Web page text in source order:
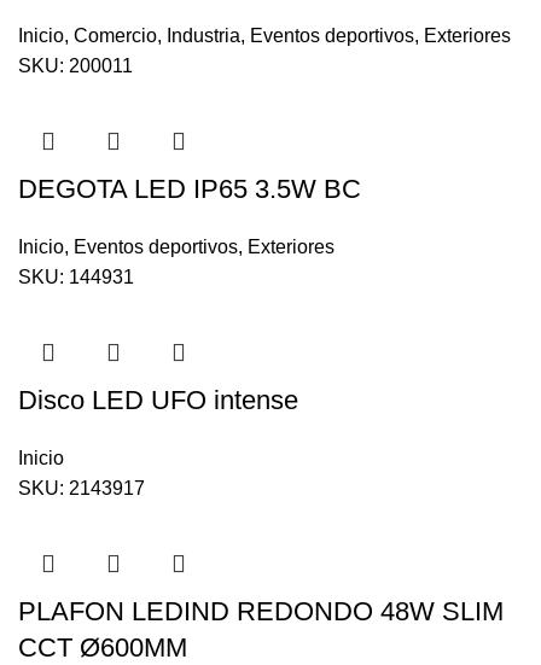
Inicio, Comercio, Industria, Eventos deportivos, Exteriores
SKU: 200011
DEGOTA LED IP65 3.5W BC
Inicio, Eventos deportivos, Exteriores
SKU: 144931
Disco LED UFO intense
Inicio
SKU: 2143917
PLAFON LEDIND REDONDO 48W SLIM
CCT Ø600MM